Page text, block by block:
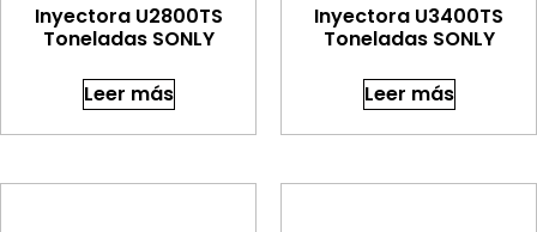
Inyectora U2800TS
Toneladas SONLY
Leer más
Inyectora U3400TS
Toneladas SONLY
Leer más